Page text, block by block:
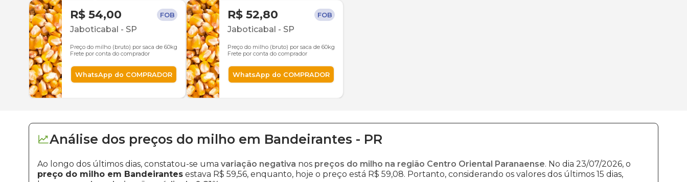
R$ 54,00 FOB
Jaboticabal - SP
Preço do milho (bruto) por saca de 60kg
Frete por conta do comprador
WhatsApp do COMPRADOR
R$ 52,80 FOB
Jaboticabal - SP
Preço do milho (bruto) por saca de 60kg
Frete por conta do comprador
WhatsApp do COMPRADOR
Análise dos preços do milho em Bandeirantes - PR
Ao longo dos últimos dias, constatou-se uma variação negativa nos preços do milho na região Centro Oriental Paranaense. No dia 23/07/2026, o
preço do milho em Bandeirantes estava R$ 59,56, enquanto, hoje o preço está R$ 59,08. Portanto, considerando os valores dos últimos 15 dias,